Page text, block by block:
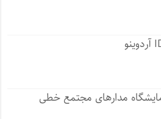
مدارهای مجتمع خطی